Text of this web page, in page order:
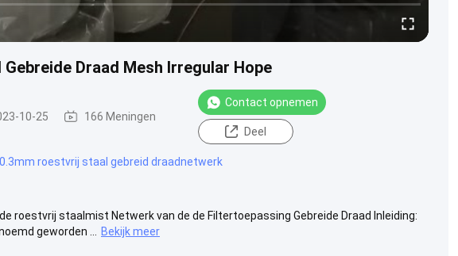
Draad Mesh Irregular Hope
10-25 166 Meningen
Contact opnemen
Deel
0.3mm roestvrij staal gebreid draadnetwerk
roestvrij staalmist Netwerk van de de Filtertoepassing Gebreide Draad Inleiding:
geworden ...
Bekijk meer